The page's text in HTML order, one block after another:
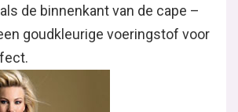
de binnenkant van de cape –
goudkleurige voeringstof voor